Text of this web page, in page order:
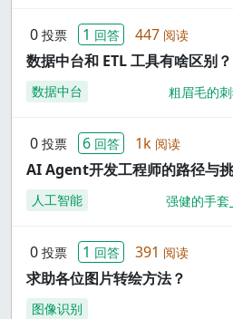
0 投票 1 回答 447 阅读
数据中台和 ETL 工具有啥区别？
数据中台 粗眉毛的
0 投票 6 回答 1k 阅读
AI Agent开发工程师的路径与
人工智能 强健的手套
0 投票 1 回答 391 阅读
求助各位图片转绘方法？
图像识别